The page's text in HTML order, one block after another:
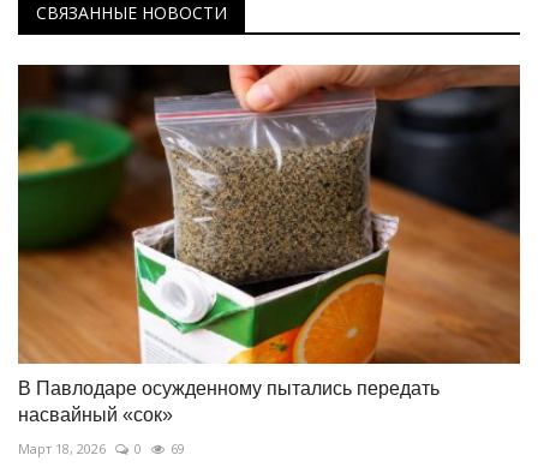
СВЯЗАННЫЕ НОВОСТИ
В Павлодаре осужденному пытались передать
насвайный «сок»
Март 18, 2026 0 69